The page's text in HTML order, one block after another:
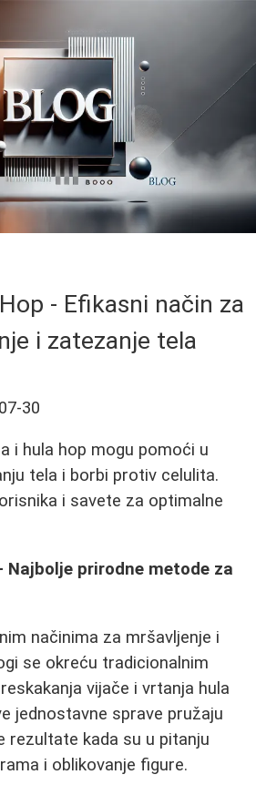
- Efikasni način za
i zatezanje tela
30
i hula hop mogu pomoći u
tela i borbi protiv celulita.
i savete za optimalne
Najbolje prirodne metode za
načinima za mršavljenje i
se okreću tradicionalnim
vijače i vrtanja hula
jednostavne sprave pružaju
rezultate kada su u pitanju
i oblikovanje figure.